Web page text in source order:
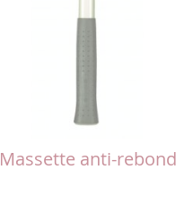
Massette anti-rebond